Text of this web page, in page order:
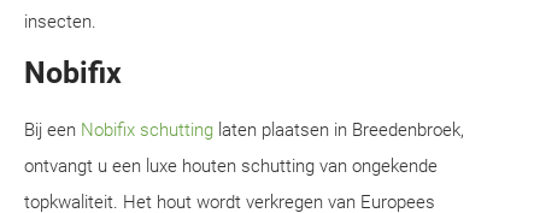
insecten.
Nobifix
Bij een Nobifix schutting laten plaatsen in Breedenbroek,
ontvangt u een luxe houten schutting van ongekende
topkwaliteit. Het hout wordt verkregen van Europees